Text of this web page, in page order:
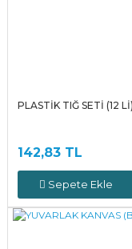
PLASTİK TIĞ SETİ (12 Lİ)
142,83 TL
Sepete Ekle